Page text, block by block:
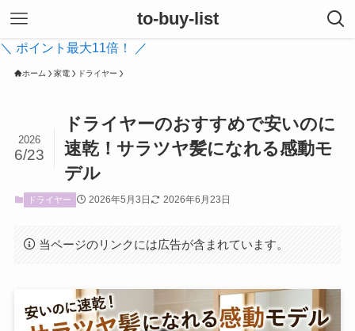
to-buy-list
＼ ポイント最大11倍！ ／
ホーム 家電 ドライヤー
ドライヤーのおすすめで安いのに
速乾！サラツヤ髪になれる感動モ
デル
2026
6/23
ドライヤー 2026年5月3日 2026年6月23日
当ページのリンクには広告が含まれています。